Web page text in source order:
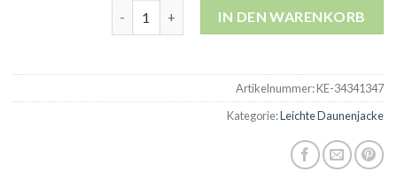
leichte daunenjacke MengeIN DEN WARENKORB
Artikelnummer:KE-34341347
Kategorie:Leichte Daunenjacke